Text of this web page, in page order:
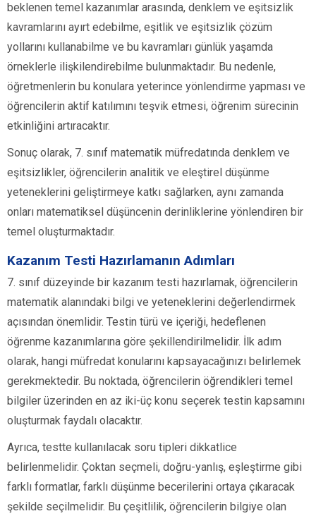
beklenen temel kazanımlar arasında, denklem ve eşitsizlik
kavramlarını ayırt edebilme, eşitlik ve eşitsizlik çözüm
yollarını kullanabilme ve bu kavramları günlük yaşamda
örneklerle ilişkilendirebilme bulunmaktadır. Bu nedenle,
öğretmenlerin bu konulara yeterince yönlendirme yapması ve
öğrencilerin aktif katılımını teşvik etmesi, öğrenim sürecinin
etkinliğini artıracaktır.
Sonuç olarak, 7. sınıf matematik müfredatında denklem ve
eşitsizlikler, öğrencilerin analitik ve eleştirel düşünme
yeteneklerini geliştirmeye katkı sağlarken, aynı zamanda
onları matematiksel düşüncenin derinliklerine yönlendiren bir
temel oluşturmaktadır.
Kazanım Testi Hazırlamanın Adımları
7. sınıf düzeyinde bir kazanım testi hazırlamak, öğrencilerin
matematik alanındaki bilgi ve yeteneklerini değerlendirmek
açısından önemlidir. Testin türü ve içeriği, hedeflenen
öğrenme kazanımlarına göre şekillendirilmelidir. İlk adım
olarak, hangi müfredat konularını kapsayacağınızı belirlemek
gerekmektedir. Bu noktada, öğrencilerin öğrendikleri temel
bilgiler üzerinden en az iki-üç konu seçerek testin kapsamını
oluşturmak faydalı olacaktır.
Ayrıca, testte kullanılacak soru tipleri dikkatlice
belirlenmelidir. Çoktan seçmeli, doğru-yanlış, eşleştirme gibi
farklı formatlar, farklı düşünme becerilerini ortaya çıkaracak
şekilde seçilmelidir. Bu çeşitlilik, öğrencilerin bilgiye olan